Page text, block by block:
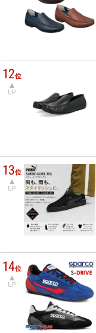
12位
UP
13位
UP
14位
UP